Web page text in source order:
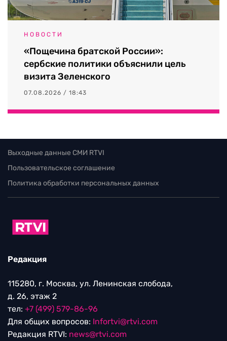
НОВОСТИ
«Пощечина братской России»:
сербские политики объяснили цель
визита Зеленского
07.08.2026 / 18:43
Выходные данные СМИ RTVI
Пользовательское соглашение
Политика обработки персональных данных
Редакция
115280, г. Москва, ул. Ленинская слобода,
д. 26, этаж 2
тел: +7 (499) 579-86-96
Для общих вопросов: Infortvi@rtvi.com
Редакция RTVI: news@rtvi.com